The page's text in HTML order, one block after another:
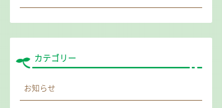
カテゴリー
お知らせ